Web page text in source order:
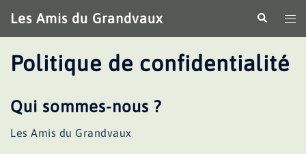
au
contenu
Les Amis du Grandvaux
le
Politique de confidentialité
Qui sommes-nous ?
Les Amis du Grandvaux